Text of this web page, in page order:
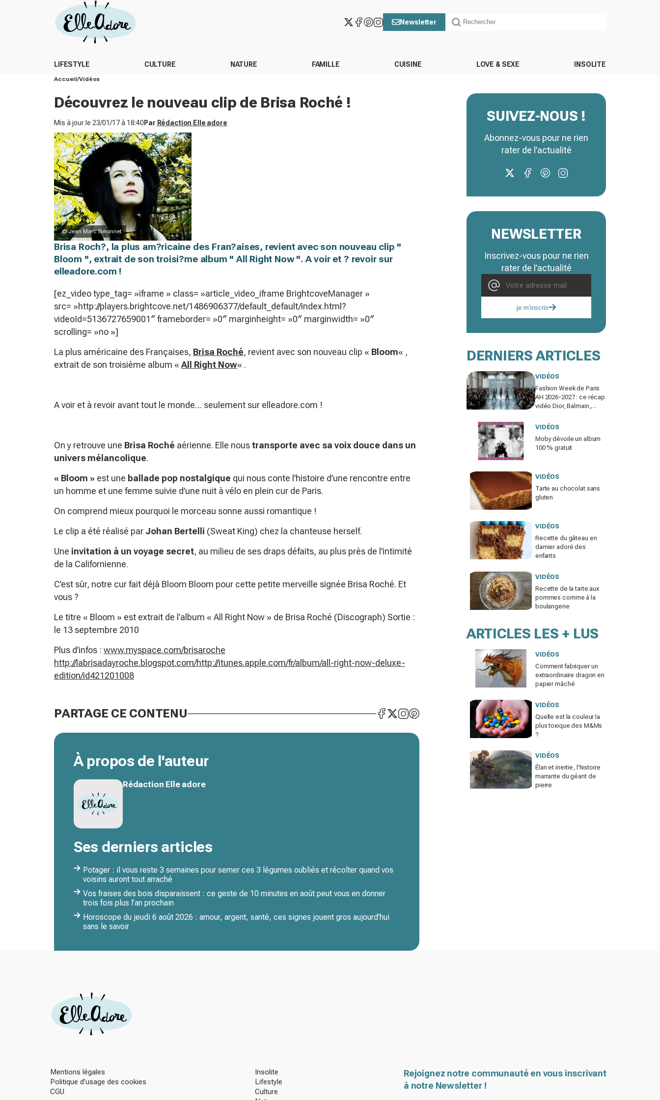
Newsletter
LIFESTYLE CULTURE NATURE FAMILLE CUISINE LOVE & SEXE INSOLITE
Accueil Vidéos
Découvrez le nouveau clip de Brisa Roché !
Mis à jour le 23/01/17 à 18:40 Par Rédaction Elle adore
© Jean Marc Simonnet
Brisa Roch?, la plus am?ricaine des Fran?aises, revient avec son nouveau clip "
Bloom ", extrait de son troisi?me album " All Right Now ". A voir et ? revoir sur
elleadore.com !
[ez_video type_tag= »iframe » class= »article_video_iframe BrightcoveManager »
src= »http://players.brightcove.net/1486906377/default_default/index.html?
videoId=5136727659001″ frameborder= »0″ marginheight= »0″ marginwidth= »0″
scrolling= »no »]
La plus américaine des Françaises, Brisa Roché, revient avec son nouveau clip « Bloom« ,
extrait de son troisième album « All Right Now« .
A voir et à revoir avant tout le monde… seulement sur elleadore.com !
On y retrouve une Brisa Roché aérienne. Elle noustransporte avec sa voix douce dans un
univers mélancolique.
« Bloom » est une ballade pop nostalgique qui nous conte l’histoire d’une rencontre entre
un homme et une femme suivie d’une nuit à vélo en plein cur de Paris.
On comprend mieux pourquoi le morceau sonne aussi romantique !
Le clip a été réalisé par Johan Bertelli (Sweat King) chez la chanteuse herself.
Une invitation à un voyage secret, au milieu de ses draps défaits, au plus près de l’intimité
de la Californienne.
C’est sûr, notre cur fait déjà Bloom Bloom pour cette petite merveille signée Brisa Roché. Et
vous ?
Le titre « Bloom » est extrait de l’album « All Right Now » de Brisa Roché (Discograph) Sortie :
le 13 septembre 2010
Plus d’infos : www.myspace.com/brisaroche
http://labrisadayroche.blogspot.com/http://itunes.apple.com/fr/album/all-right-now-deluxe-
edition/id421201008
PARTAGE CE CONTENU
À propos de l'auteur
Rédaction Elle adore
Ses derniers articles
Potager : il vous reste 3 semaines pour semer ces 3 légumes oubliés et récolter quand vos
voisins auront tout arraché
Vos fraises des bois disparaissent : ce geste de 10 minutes en août peut vous en donner
trois fois plus l’an prochain
Horoscope du jeudi 6 août 2026 : amour, argent, santé, ces signes jouent gros aujourd’hui
sans le savoir
SUIVEZ-NOUS !
Abonnez-vous pour ne rien
rater de l’actualité
NEWSLETTER
Inscrivez-vous pour ne rien
rater de l’actualité
je m'inscris
DERNIERS ARTICLES
VIDÉOS
Fashion Week de Paris
AH 2026-2027 : ce récap
vidéo Dior, Balmain,
voir gratuitement en
VIDÉOS
Moby dévoile un album
100 % gratuit
VIDÉOS
Tarte au chocolat sans
gluten
VIDÉOS
Recette du gâteau en
damier adoré des
enfants
VIDÉOS
Recette de la tarte aux
pommes comme à la
boulangerie
ARTICLES LES + LUS
VIDÉOS
Comment fabriquer un
extraordinaire dragon en
papier mâché
VIDÉOS
Quelle est la couleur la
plus toxique des M&Ms
?
VIDÉOS
Élan et inertie, l'histoire
marrante du géant de
pierre
Mentions légales
Politique d’usage des cookies
CGU
Insolite
Lifestyle
Culture
Rejoignez notre communauté en vous inscrivant
à notre Newsletter !